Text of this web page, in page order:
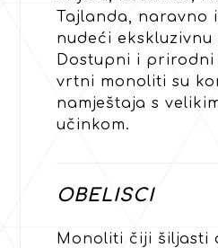
Tajlanda, naravno i
nudeći
Dostupni i
vrtni monoliti su
namještaja s
učinkom.
OBELISCI
Monoliti čiji šiljasti